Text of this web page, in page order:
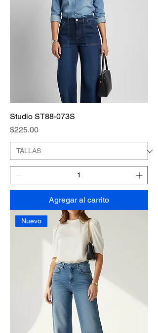
Studio ST88-073S
Precio
$225.00
Agregar al carrito
Nuevo